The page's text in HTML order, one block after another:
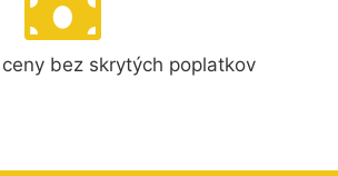
bez skrytých poplatkov